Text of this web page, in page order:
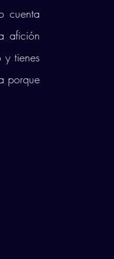
cuenta
afición
tienes
porque